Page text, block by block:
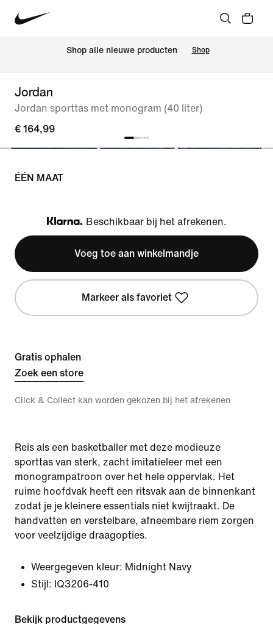
Shop alle nieuwe producten Shop
Jordan
Jordan sporttas met monogram (40 liter)
€ 164,99
ÉÉN MAAT
Klarna
Beschikbaar bij het afrekenen.
Voeg toe aan winkelmandje
Markeer als favoriet
Gratis ophalen
Zoek een store
Click & Collect kan worden gekozen bij het afrekenen
Reis als een basketballer met deze modieuze
sporttas van sterk, zacht imitatieleer met een
monogrampatroon over het hele oppervlak. Het
ruime hoofdvak heeft een ritsvak aan de binnenkant
zodat je je kleinere essentials niet kwijtraakt. De
handvatten en verstelbare, afneembare riem zorgen
voor veelzijdige draagopties.
Weergegeven kleur: Midnight Navy
Stijl: IQ3206-410
Bekijk productgegevens